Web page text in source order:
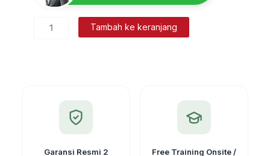
Kuantitas
QC430A
450MHz
Tambah ke keranjang
Garansi Resmi 2
Free Training Onsite /